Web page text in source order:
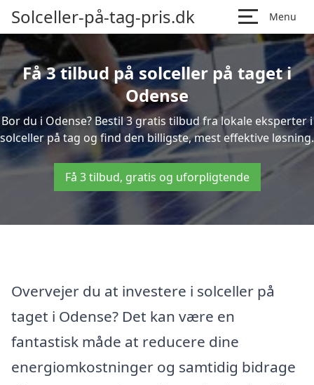
Solceller-på-tag-pris.dk Menu
Få 3 tilbud på solceller på taget i
Odense
Bor du i Odense? Bestil 3 gratis tilbud fra lokale eksperter i
solceller på tag og find den billigste, mest effektive løsning.
Få 3 tilbud, gratis og uforpligtende
Overvejer du at investere i solceller på
taget i Odense? Det kan være en
fantastisk måde at reducere dine
energiomkostninger og samtidig bidrage